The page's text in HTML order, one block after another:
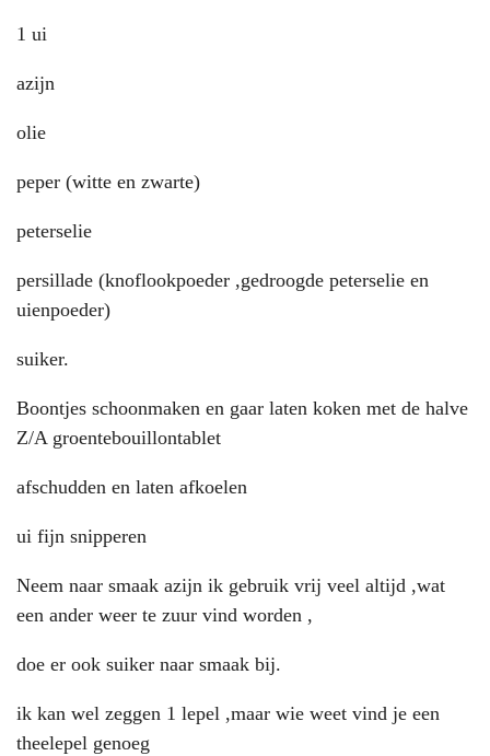
1 ui
azijn
olie
peper (witte en zwarte)
peterselie
persillade (knoflookpoeder ,gedroogde peterselie en
uienpoeder)
suiker.
Boontjes schoonmaken en gaar laten koken met de halve
Z/A groentebouillontablet
afschudden en laten afkoelen
ui fijn snipperen
Neem naar smaak azijn ik gebruik vrij veel altijd ,wat
een ander weer te zuur vind worden ,
doe er ook suiker naar smaak bij.
ik kan wel zeggen 1 lepel ,maar wie weet vind je een
theelepel genoeg